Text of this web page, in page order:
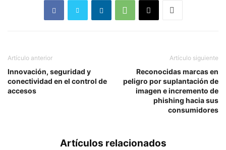
Artículo anterior
Innovación, seguridad y
conectividad en el control de
accesos
Artículo siguiente
Reconocidas marcas en
peligro por suplantación de
imagen e incremento de
phishing hacia sus
consumidores
Artículos relacionados